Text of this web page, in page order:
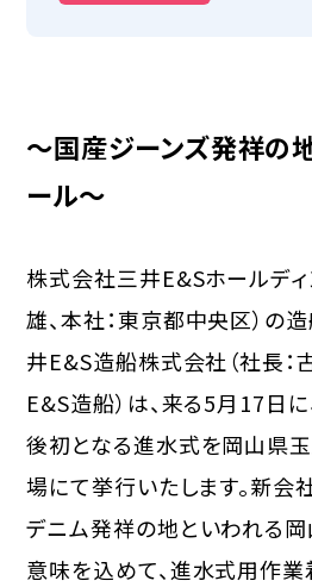
～国産ジーンズ発祥の
ール～
株式会社三井E&Sホールディ
雄、本社：東京都中央区）の
井E&S造船株式会社（社長：
E&S造船）は、来る5月17日
後初となる進水式を岡山県
場にて挙行いたします。新会
デニム発祥の地といわれる
意味を込めて、進水式用作